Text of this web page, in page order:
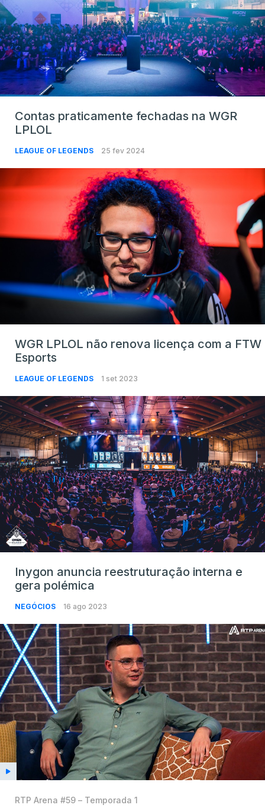
Contas praticamente fechadas na WGR
LPLOL
LEAGUE OF LEGENDS 25 fev 2024
WGR LPLOL não renova licença com a FTW
Esports
LEAGUE OF LEGENDS 1 set 2023
Inygon anuncia reestruturação interna e
gera polémica
NEGÓCIOS 16 ago 2023
RTP Arena #59 – Temporada 1